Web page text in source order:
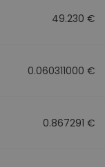
49.230 €
0.060311000 €
0.867291 €